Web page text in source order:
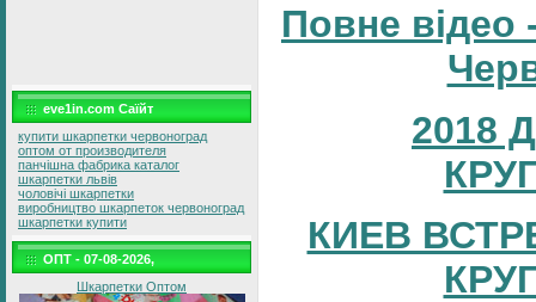
eve1in.com Саїйт
купити шкарпетки червоноград
оптом от производителя
панчішна фабрика каталог
шкарпетки львів
чоловічі шкарпетки
виробництво шкарпеток червоноград
шкарпетки купити
ОПТ - 07-08-2026,
Шкарпетки Оптом
Повне відео
2018
КИЕВ